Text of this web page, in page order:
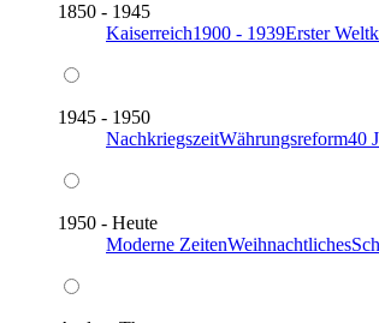
1850 - 1945
Kaiserreich1900 - 1939Erster
1945 - 1950
NachkriegszeitWährungsreform40
1950 - Heute
Moderne ZeitenWeihnachtliches